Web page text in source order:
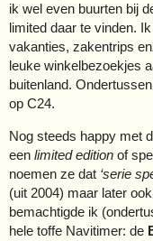
ik wel even buurten bij
limited daar te vinden.
vakanties, zakentrips
leuke winkelbezoekjes
buitenland.
op C24.
Nog steeds happy met
een limited edition of
noemen ze dat ‘serie
(uit 2004) maar later
bemachtigde ik
hele toffe Navitimer: de